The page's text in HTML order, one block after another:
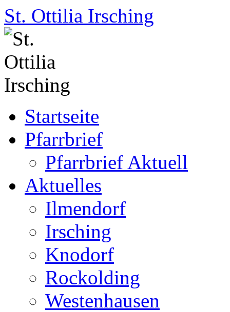
St. Ottilia Irsching
Inhalt
springenStartseite
Pfarrbrief
Pfarrbrief Aktuell
Aktuelles
Ilmendorf
Irsching
Knodorf
Rockolding
Westenhausen